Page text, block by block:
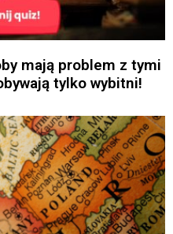
mają problem z tymi
tylko wybitni!